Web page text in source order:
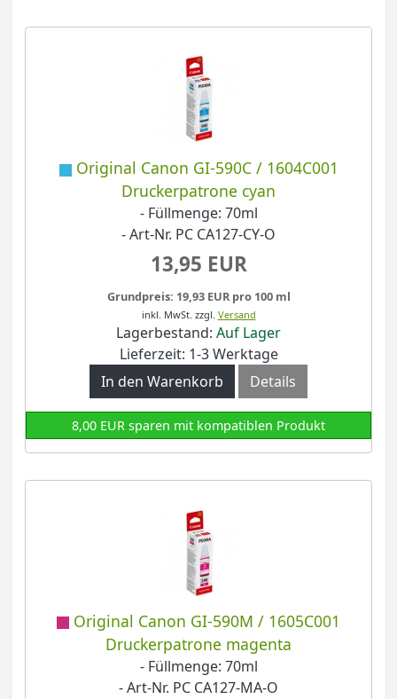
Original Canon GI-590C / 1604C001
Druckerpatrone cyan
- Füllmenge: 70ml
- Art-Nr. PC CA127-CY-O
13,95 EUR
Grundpreis: 19,93 EUR pro 100 ml
inkl. MwSt. zzgl. Versand
Lagerbestand: Auf Lager
Lieferzeit: 1-3 Werktage
In den Warenkorb
Details
8,00 EUR sparen mit kompatiblen Produkt
Original Canon GI-590M / 1605C001
Druckerpatrone magenta
- Füllmenge: 70ml
- Art-Nr. PC CA127-MA-O